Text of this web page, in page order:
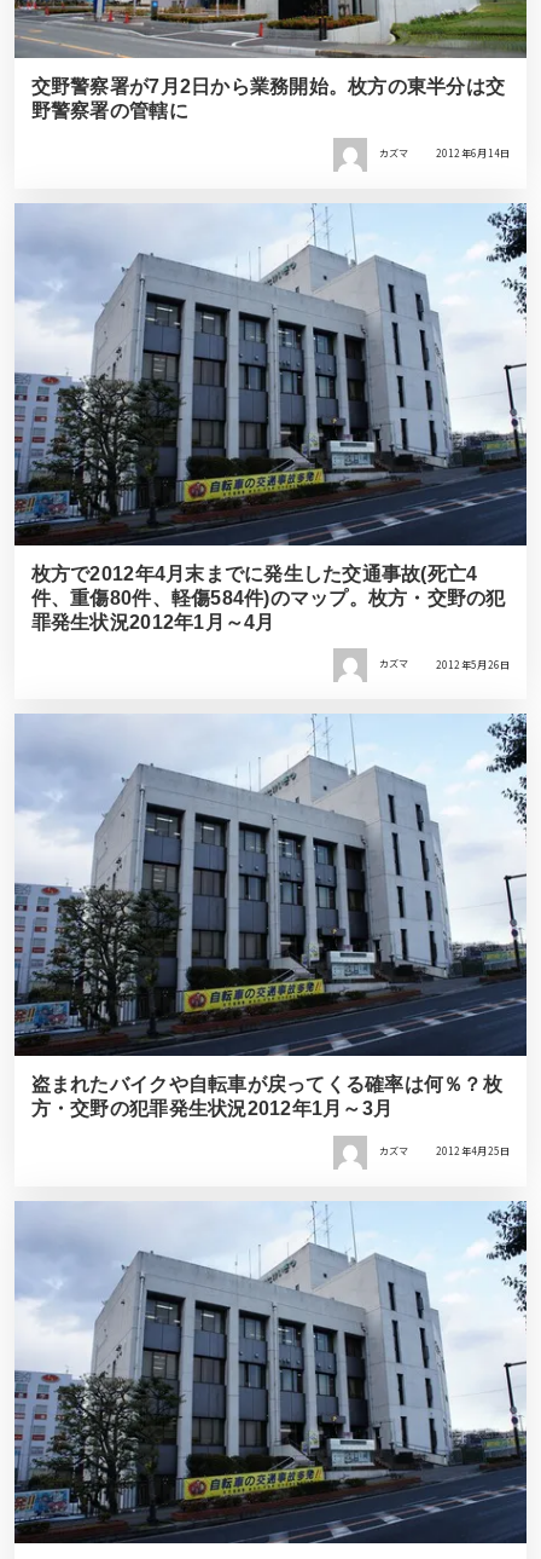
交野警察署が7月2日から業務開始。枚方の東半分は交
野警察署の管轄に
カズマ 2012年6月14日
枚方で2012年4月末までに発生した交通事故(死亡4
件、重傷80件、軽傷584件)のマップ。枚方・交野の犯
罪発生状況2012年1月～4月
カズマ 2012年5月26日
盗まれたバイクや自転車が戻ってくる確率は何％？枚
方・交野の犯罪発生状況2012年1月～3月
カズマ 2012年4月25日